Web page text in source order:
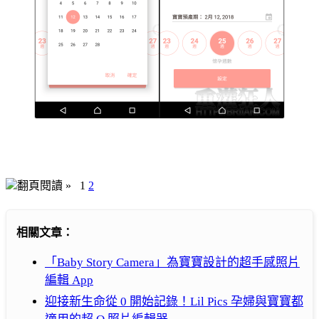
翻頁閱讀 » 1 2
相關文章：
「Baby Story Camera」為寶寶設計的超手感照片
編輯 App
迎接新生命從 0 開始記錄！Lil Pics 孕婦與寶寶都